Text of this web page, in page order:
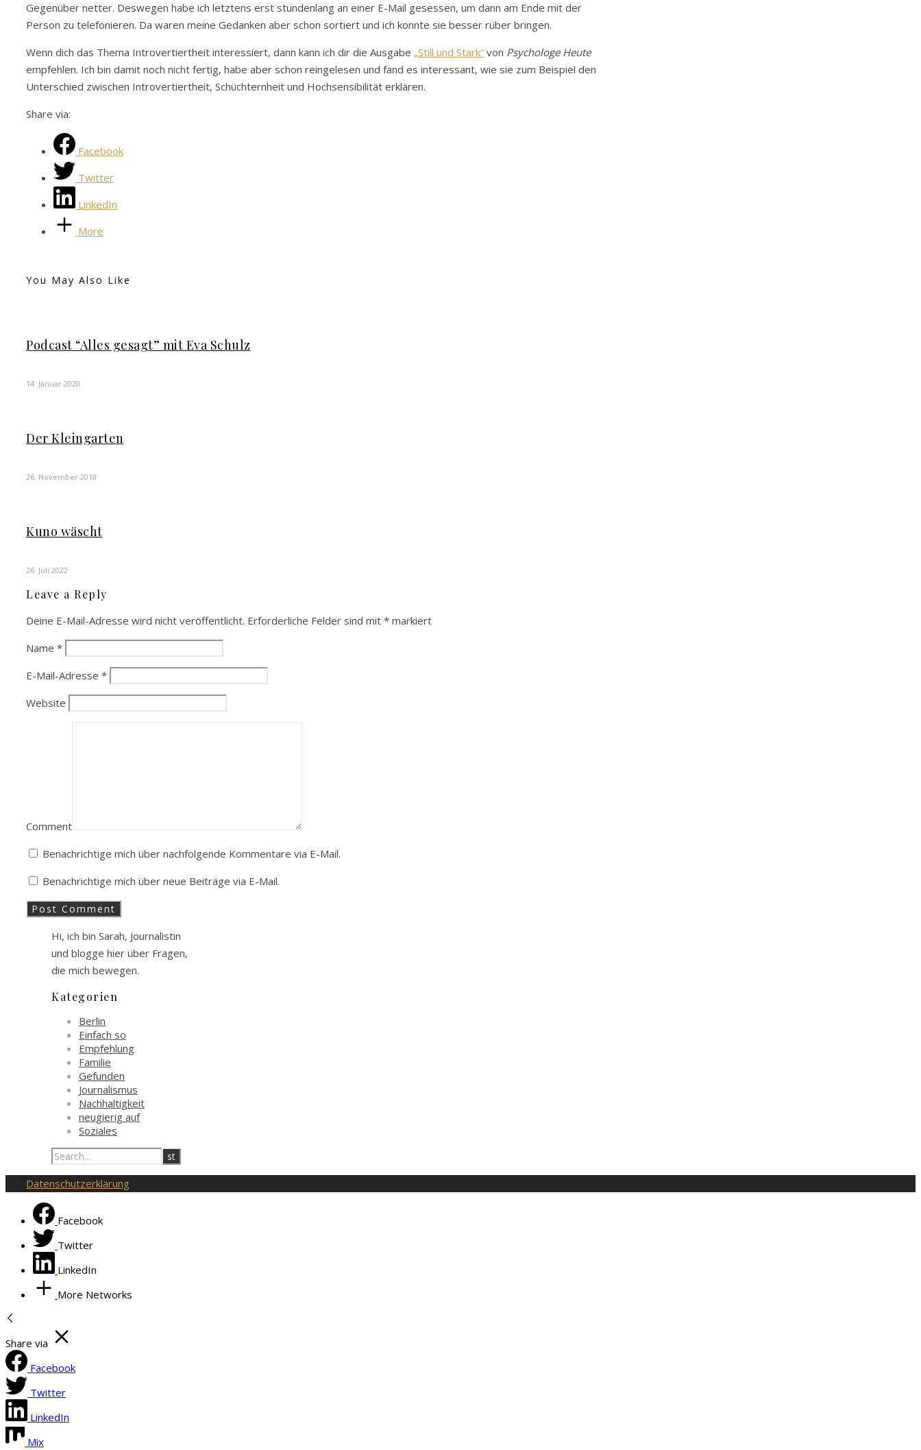
Gegenüber netter. Deswegen habe ich letztens erst stundenlang an einer E-Mail gesessen, um dann am Ende mit der
Person zu telefonieren. Da waren meine Gedanken aber schon sortiert und ich konnte sie besser rüber bringen.
Wenn dich das Thema Introvertiertheit interessiert, dann kann ich dir die Ausgabe „Still und Stark“ von Psychologe Heute
empfehlen. Ich bin damit noch nicht fertig, habe aber schon reingelesen und fand es interessant, wie sie zum Beispiel den
Unterschied zwischen Introvertiertheit, Schüchternheit und Hochsensibilität erklären.
Share via:
Facebook
Twitter
LinkedIn
More
You May Also Like
Podcast “Alles gesagt” mit Eva Schulz
14. Januar 2020
Der Kleingarten
26. November 2018
Kuno wäscht
26. Juli 2022
Leave a Reply
Deine E-Mail-Adresse wird nicht veröffentlicht. Erforderliche Felder sind mit * markiert
Name *
E-Mail-Adresse *
Website
Comment
Benachrichtige mich über nachfolgende Kommentare via E-Mail.
Benachrichtige mich über neue Beiträge via E-Mail.
Hi, ich bin Sarah, Journalistin
und blogge hier über Fragen,
die mich bewegen.
Kategorien
Berlin
Einfach so
Empfehlung
Familie
Gefunden
Journalismus
Nachhaltigkeit
neugierig auf
Soziales
Datenschutzerklärung
Facebook
Twitter
LinkedIn
More Networks
Share via
Facebook
Twitter
LinkedIn
Mix